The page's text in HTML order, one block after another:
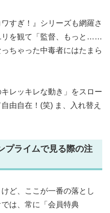
すぎ！』シリーズも網羅さ
リを観て「監督、もっと……
ちゃった中毒者にはたまら
レッキレな動き」をスロー
由自在！(笑) ま、入れ替え
プライムで見る際の注
ど、ここが一番の落とし
は、常に「会員特典